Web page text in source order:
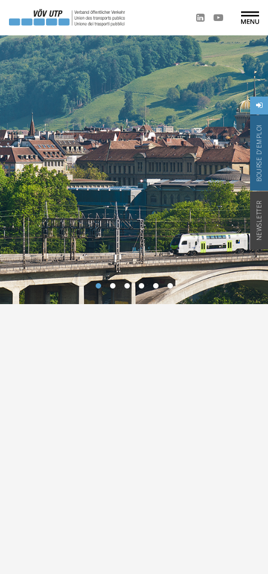
BOURSE D'EMPLOI
NEWSLETTER